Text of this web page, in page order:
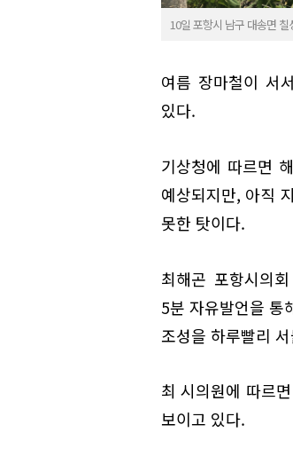
10일 포항시 남구 대송면
여름 장마철이 서
있다.
기상청에 따르면
예상되지만, 아직
못한 탓이다.
최해곤 포항시의
5분 자유발언을 통
조성을 하루빨리
최 시의원에 따르
보이고 있다.